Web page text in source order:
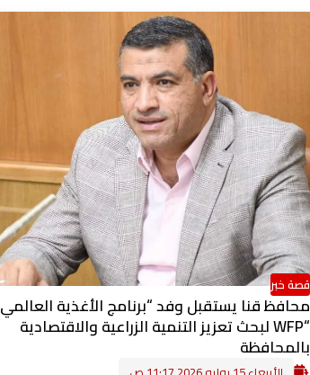
قصة خبر
محافظ قنا يستقبل وفد “برنامج الأغذية العالمي
“WFP لبحث تعزيز التنمية الزراعية والاقتصادية
بالمحافظة